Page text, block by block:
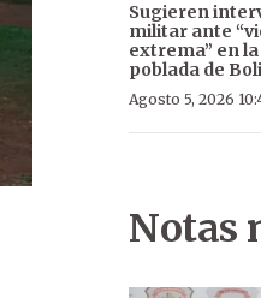
Sugieren
militar ante
extrema” en
poblada de
Agosto 5, 2026
Notas